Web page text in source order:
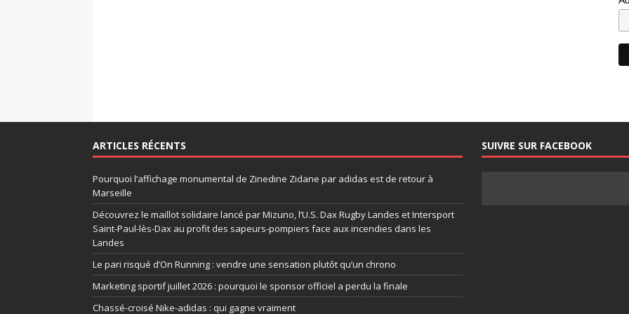
ARTICLES RÉCENTS
Pourquoi l’affichage monumental de Zinedine Zidane par adidas est de retour à
Marseille
Découvrez le maillot solidaire lancé par Mizuno, l’U.S. Dax Rugby Landes et Intersport
Saint-Paul-lès-Dax au profit des sapeurs-pompiers face aux incendies dans les
Landes
Le pari risqué d’On Running : vendre une sensation plutôt qu’un chrono
Marketing sportif juillet 2026 : pourquoi le sponsor officiel a perdu la finale
Chassé-croisé Nike-adidas : qui gagne vraiment
SUIVRE SUR FACEBOOK